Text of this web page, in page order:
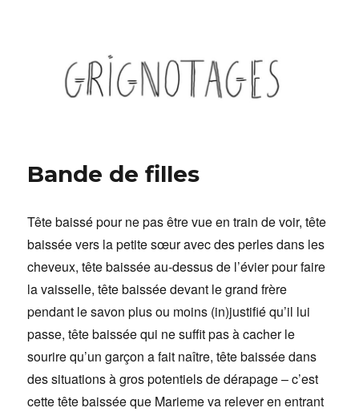
Bande de filles
Tête baissé pour ne pas être vue en train de voir, tête
baissée vers la petite sœur avec des perles dans les
cheveux, tête baissée au-dessus de l’évier pour faire
la vaisselle, tête baissée devant le grand frère
pendant le savon plus ou moins (in)justifié qu’il lui
passe, tête baissée qui ne suffit pas à cacher le
sourire qu’un garçon a fait naître, tête baissée dans
des situations à gros potentiels de dérapage – c’est
cette tête baissée que Marieme va relever en entrant